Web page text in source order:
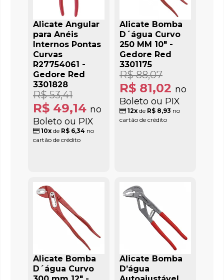
Alicate Angular
para Anéis
Internos Pontas
Curvas
R27754061 -
Gedore Red
3301828
R$ 49,14 no
Boleto ou PIX
R$ 53,41
10x de R$ 6,34 no
cartão de crédito
Alicate Bomba
D´água Curvo
250 MM 10" -
Gedore Red
3301175
R$ 81,02 no
Boleto ou PIX
R$ 88,07
12xde R$ 8,93 no
cartão de crédito
Alicate Bomba
D´água Curvo
Alicate Bomba
D’água